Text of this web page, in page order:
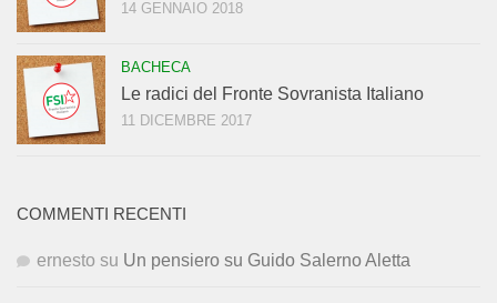
14 GENNAIO 2018
BACHECA
Le radici del Fronte Sovranista Italiano
11 DICEMBRE 2017
COMMENTI RECENTI
ernesto su Un pensiero su Guido Salerno Aletta